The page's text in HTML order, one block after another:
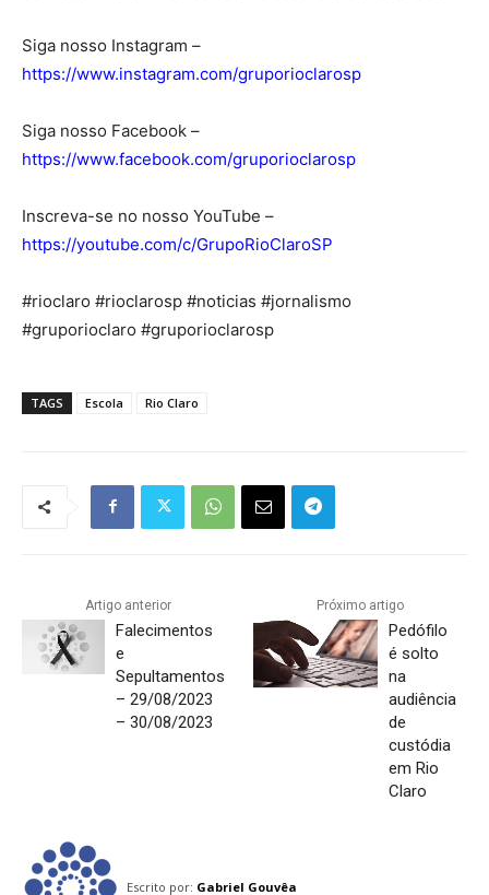
Siga nosso Instagram –
https://www.instagram.com/gruporioclarosp
Siga nosso Facebook –
https://www.facebook.com/gruporioclarosp
Inscreva-se no nosso YouTube –
https://youtube.com/c/GrupoRioClaroSP
#rioclaro #rioclarosp #noticias #jornalismo
#gruporioclaro #gruporioclarosp
TAGS Escola Rio Claro
Artigo anterior
Falecimentos
e
Sepultamentos
– 29/08/2023
– 30/08/2023
Próximo artigo
Pedófilo
é solto
na
audiência
de
custódia
em Rio
Claro
Escrito por: Gabriel Gouvêa